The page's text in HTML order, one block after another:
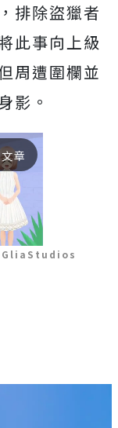
排除盜獵者
此事向上級
周遭圍欄並
影。
章
GliaStudios